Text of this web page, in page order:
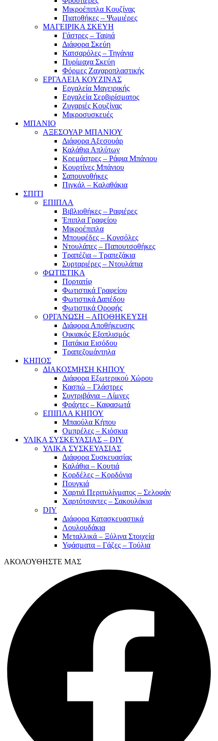
Μικροέπιπλα Κουζίνας
Πιατοθήκες – Ψωμιέρες
ΜΑΓΕΙΡΙΚΑ ΣΚΕΥΗ
Γάστρες – Ταψιά
Διάφορα Σκεύη
Κατσαρόλες – Τηγάνια
Πυρίμαχα Σκεύη
Φόρμες Ζαχαροπλαστικής
ΕΡΓΑΛΕΙΑ ΚΟΥΖΙΝΑΣ
Εργαλεία Μαγειρικής
Εργαλεία Σερβιρίσματος
Ζυγαριές Κουζίνας
Μικροσυσκευές
ΜΠΑΝΙΟ
ΑΞΕΣΟΥΑΡ ΜΠΑΝΙΟΥ
Διάφορα Αξεσουάρ
Καλάθια Απλύτων
Κρεμάστρες – Ράφια Μπάνιου
Κουρτίνες Μπάνιου
Σαπουνοθήκες
Πιγκάλ – Καλαθάκια
ΣΠΙΤΙ
ΕΠΙΠΛΑ
Βιβλιοθήκες – Ραφιέρες
Έπιπλα Γραφείου
Μικροέπιπλα
Μπουφέδες – Κονσόλες
Ντουλάπες – Παπουτσοθήκες
Τραπέζια – Τραπεζάκια
Συρταριέρες – Ντουλάπια
ΦΩΤΙΣΤΙΚΑ
Πορτατίφ
Φωτιστικά Γραφείου
Φωτιστικά Δαπέδου
Φωτιστικά Οροφής
ΟΡΓΑΝΩΣΗ – ΑΠΟΘΗΚΕΥΣΗ
Διάφορα Αποθήκευσης
Οικιακός Εξοπλισμός
Πατάκια Εισόδου
Τραπεζομάντηλα
ΚΗΠΟΣ
ΔΙΑΚΟΣΜΗΣΗ ΚΗΠΟΥ
Διάφορα Εξωτερικού Χώρου
Κασπώ – Γλάστρες
Συντριβάνια – Λίμνες
Φράχτες – Καφασωτά
ΕΠΙΠΛΑ ΚΗΠΟΥ
Μπαούλα Κήπου
Ομπρέλες – Κιόσκια
ΥΛΙΚΑ ΣΥΣΚΕΥΑΣΙΑΣ – DIY
ΥΛΙΚΑ ΣΥΣΚΕΥΑΣΙΑΣ
Διάφορα Συσκευασίας
Καλάθια – Κουτιά
Κορδέλες – Κορδόνια
Πουγκιά
Χαρτιά Περιτυλίγματος – Σελοφάν
Χαρτότσαντες – Σακουλάκια
DIY
Διάφορα Κατασκευαστικά
Λουλουδάκια
Μεταλλικά – Ξύλινα Στοιχεία
Υφάσματα – Γάζες – Τούλια
ΑΚΟΛΟΥΘΗΣΤΕ ΜΑΣ